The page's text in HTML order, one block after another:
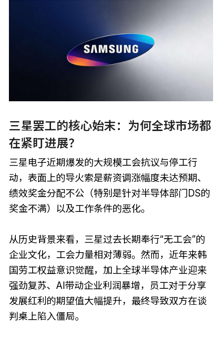
三星罢工的核心始末：为何全球市场都
在紧盯进展？
三星电子近期爆发的大规模工会抗议与停工行
动，表面上的导火索是薪资调涨幅度未达预期、
绩效奖金分配不公（特别是针对半导体部门DS的
奖金不满）以及工作条件的恶化。
从历史背景来看，三星过去长期奉行“无工会”的
企业文化，工会力量相对薄弱。然而，近年来韩
国劳工权益意识觉醒，加上全球半导体产业迎来
强劲复苏、AI带动企业利润暴增，员工对于分享
发展红利的期望值大幅提升，最终导致双方在谈
判桌上陷入僵局。